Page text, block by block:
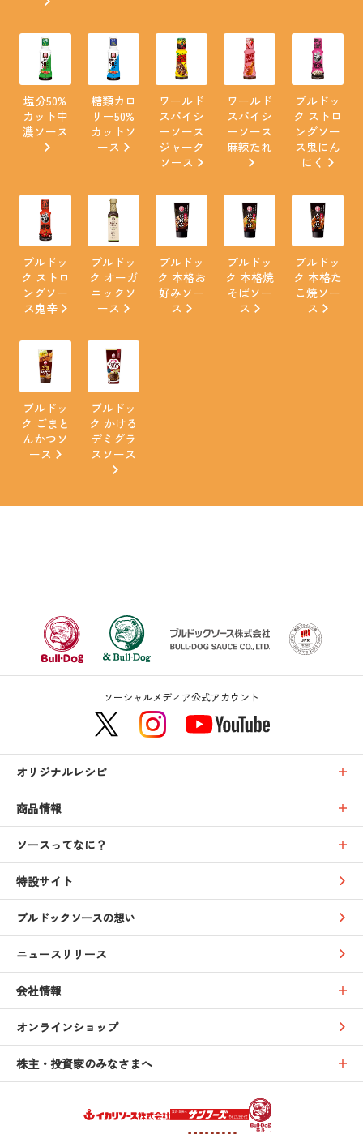
塩分50%
カット中
濃ソース
糖類カロ
リー50%
カットソ
ース
ワールド
スパイシ
ーソース
ジャーク
ソース
ワールド
スパイシ
ーソース
麻辣たれ
ブルドッ
ク ストロ
ングソー
ス鬼にん
にく
ブルドッ
ク ストロ
ングソー
ス鬼辛
ブルドッ
ク オーガ
ニックソ
ース
ブルドッ
ク 本格お
好みソー
ス
ブルドッ
ク 本格焼
そばソー
ス
ブルドッ
ク 本格た
こ焼ソー
ス
ブルドッ
ク ごまと
んかつソ
ース
ブルドッ
ク かける
デミグラ
スソース
ソーシャルメディア公式アカウント
オリジナルレシピ
商品情報
ソースってなに？
特設サイト
ブルドックソースの想い
ニュースリリース
会社情報
オンラインショップ
株主・投資家のみなさまへ